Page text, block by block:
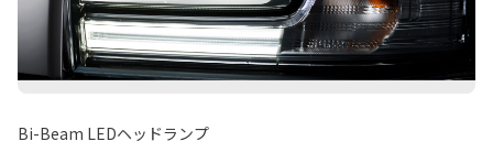
Bi-Beam LEDヘッドランプ